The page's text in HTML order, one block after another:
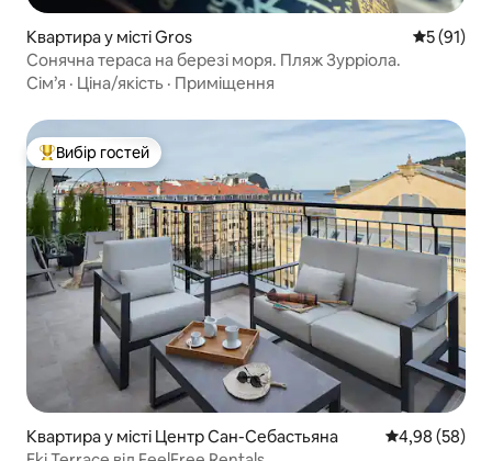
Квартира у місті Gros Середня
5 (91)
Сонячна тераса на березі моря. Пляж Зурріола.
Сім’я · Ціна/якість · Приміщення
Топ вибір гостей
Вибір гостей
Квартира у місті Центр Сан-Себастьяна Середня
4,98 (58)